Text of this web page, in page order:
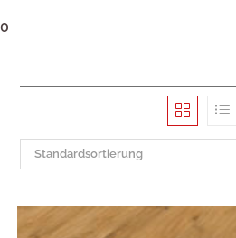
0
Standardsortierung